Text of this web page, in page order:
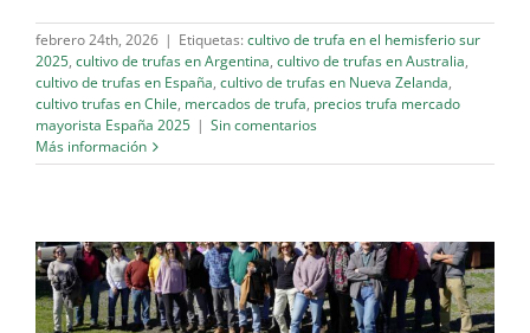
febrero 24th, 2026 | Etiquetas: cultivo de trufa en el hemisferio sur
2025, cultivo de trufas en Argentina, cultivo de trufas en Australia,
cultivo de trufas en España, cultivo de trufas en Nueva Zelanda,
cultivo trufas en Chile, mercados de trufa, precios trufa mercado
mayorista España 2025 | Sin comentarios
Más información